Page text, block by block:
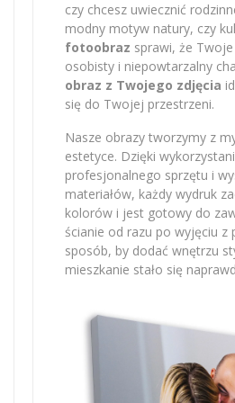
czy chcesz uwiecznić
modny motyw natury, czy
fotoobraz sprawi, że
osobisty i niepowtarzalny
obraz z Twojego zdjęcia
się do Twojej przestrzeni.
Nasze obrazy tworzymy z
estetyce. Dzięki
profesjonalnego sprzętu i
materiałów, każdy wydruk
kolorów i jest gotowy do
ścianie od razu po wyjęciu z
sposób, by dodać wnętrzu
mieszkanie stało się